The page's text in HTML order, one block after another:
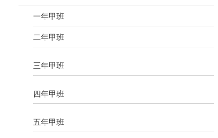
一年甲班
二年甲班
三年甲班
四年甲班
五年甲班